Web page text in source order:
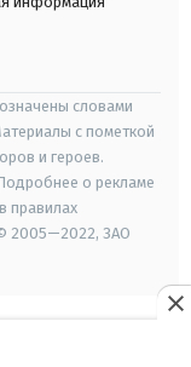
словами
с пометкой
и героев.
о рекламе
правилах
2005—2022, ЗАО